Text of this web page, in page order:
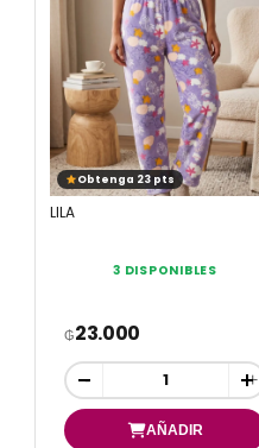
Obtenga 23 pts
LILA
3 DISPONIBLES
₲23.000
- +